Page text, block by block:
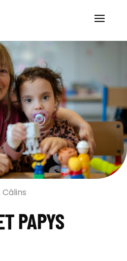
PAPYS